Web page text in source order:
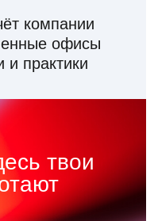
компании
офисы
и практики
твои